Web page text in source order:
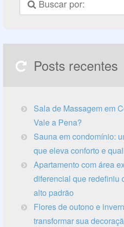
Posts recentes
Sala de Massagem em
Vale a Pena?
Sauna em condomínio:
que eleva conforto e
Apartamento com área
diferencial que redefiniu
alto padrão
Flores de outono e
transformar sua